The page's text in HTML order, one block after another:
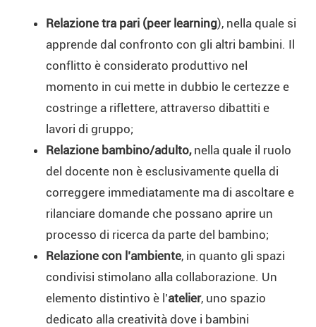
Relazione tra pari (peer learning), nella quale si
apprende dal confronto con gli altri bambini. Il
conflitto è considerato produttivo nel
momento in cui mette in dubbio le certezze e
costringe a riflettere, attraverso dibattiti e
lavori di gruppo;
Relazione bambino/adulto,nella quale il ruolo
del docente non è esclusivamente quella di
correggere immediatamente ma di ascoltare e
rilanciare domande che possano aprire un
processo di ricerca da parte del bambino;
Relazione con l’ambiente, in quanto gli spazi
condivisi stimolano alla collaborazione. Un
elemento distintivo è l’atelier, uno spazio
dedicato alla creatività dove i bambini